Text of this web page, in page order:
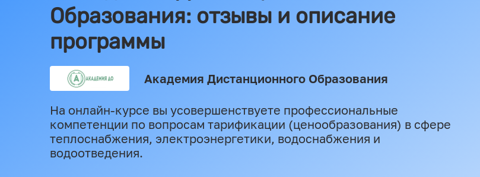
Образования: отзывы и описание
программы
Академия Дистанционного Образования
На онлайн-курсе вы усовершенствуете профессиональные
компетенции по вопросам тарификации (ценообразования) в сфере
теплоснабжения, электроэнергетики, водоснабжения и
водоотведения.